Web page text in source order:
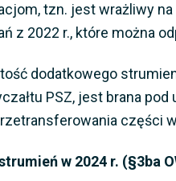
tzn. jest wrażliwy
z 2022 r., które można
dodatkowego
PSZ, jest brana
części
w 2024 r. (§3ba